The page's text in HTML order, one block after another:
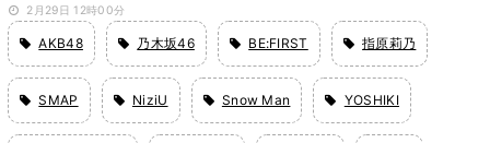
2月29日 12時00分
AKB48 乃木坂46 BE:FIRST 指原莉乃
SMAP NiziU Snow Man YOSHIKI